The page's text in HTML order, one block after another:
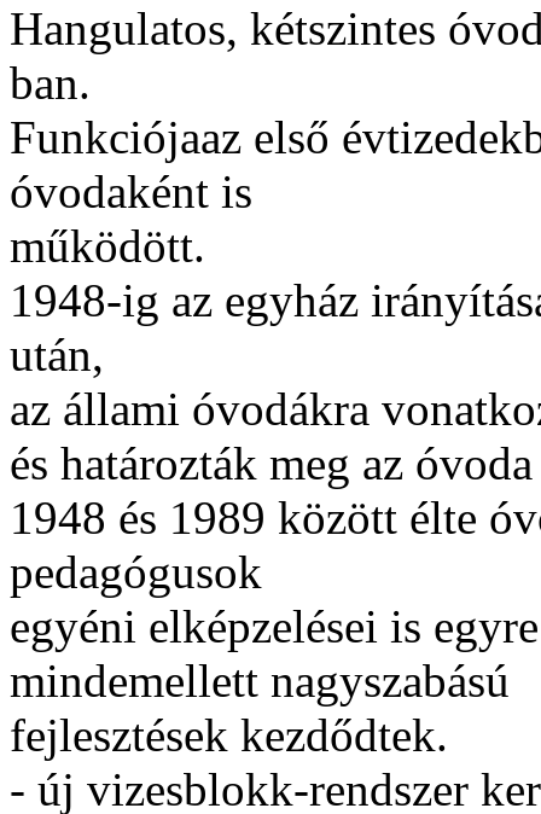
Hangulatos, kétszintes
ban.
Funkciójaaz első
óvodaként is
működött.
1948-ig az egyház
után,
az állami óvodákra
és határozták meg az
1948 és 1989 között élte
pedagógusok
egyéni elképzelései is
mindemellett nagyszabású
fejlesztések kezdődtek.
- új vizesblokk-rendszer